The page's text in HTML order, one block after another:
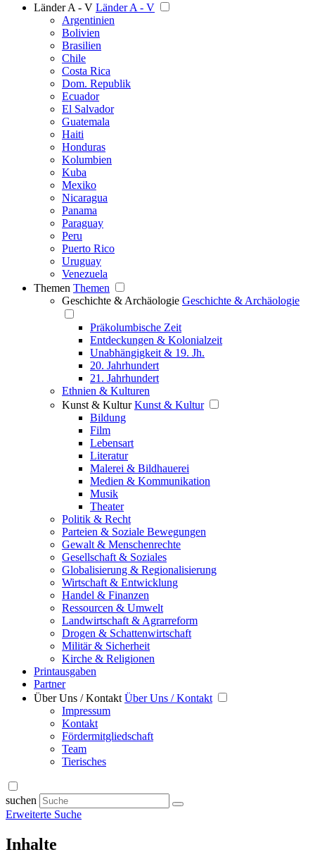
Länder A - V Länder A - V
Argentinien
Bolivien
Brasilien
Chile
Costa Rica
Dom. Republik
Ecuador
El Salvador
Guatemala
Haiti
Honduras
Kolumbien
Kuba
Mexiko
Nicaragua
Panama
Paraguay
Peru
Puerto Rico
Uruguay
Venezuela
Themen Themen
Geschichte & Archäologie Geschichte & Archäologie
Präkolumbische Zeit
Entdeckungen & Kolonialzeit
Unabhängigkeit & 19. Jh.
20. Jahrhundert
21. Jahrhundert
Ethnien & Kulturen
Kunst & Kultur Kunst & Kultur
Bildung
Film
Lebensart
Literatur
Malerei & Bildhauerei
Medien & Kommunikation
Musik
Theater
Politik & Recht
Parteien & Soziale Bewegungen
Gewalt & Menschenrechte
Gesellschaft & Soziales
Globalisierung & Regionalisierung
Wirtschaft & Entwicklung
Handel & Finanzen
Ressourcen & Umwelt
Landwirtschaft & Agrarreform
Drogen & Schattenwirtschaft
Militär & Sicherheit
Kirche & Religionen
Printausgaben
Partner
Über Uns / Kontakt Über Uns / Kontakt
Impressum
Kontakt
Fördermitgliedschaft
Team
Tierisches
suchen
Erweiterte Suche
Inhalte